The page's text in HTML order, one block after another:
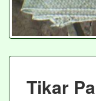
Tikar